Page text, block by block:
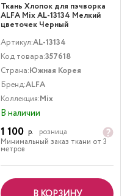
Ткань Хлопок для пэчворка
ALFA Mix AL-13134 Мелкий
цветочек Черный
Артикул:AL-13134
Код товара:357618
Страна:Южная Корея
Бренд:ALFA
Коллекция:Mix
В наличии
1 100 р.
розница
Минимальный заказ ткани от 3
метров